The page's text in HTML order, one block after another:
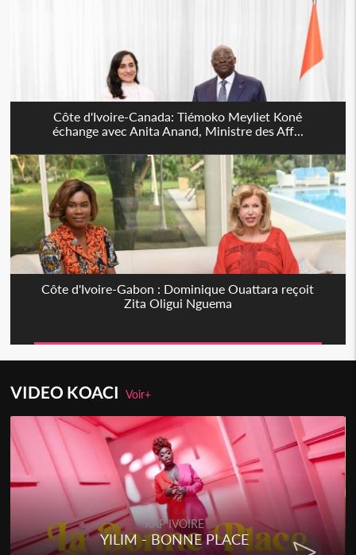
Côte d'Ivoire-Canada: Tiémoko Meyliet Koné
échange avec Anita Anand, Ministre des Aff...
Côte d'Ivoire-Gabon : Dominique Ouattara reçoit
Zita Oligui Nguema
VIDEO KOACIVoir+
RAP IVOIRE
YILIM - BONNE PLACE